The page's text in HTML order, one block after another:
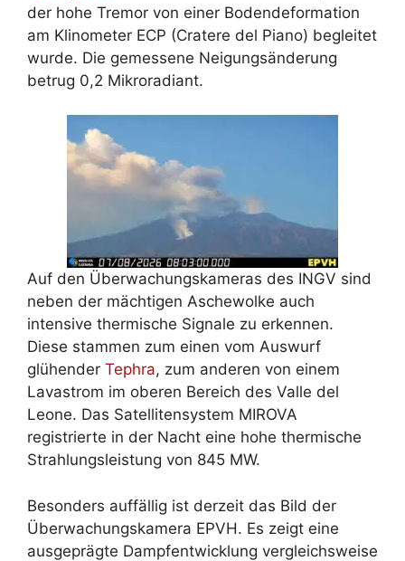
der hohe Tremor von einer Bodendeformation
am Klinometer ECP (Cratere del Piano) begleitet
wurde. Die gemessene Neigungsänderung
betrug 0,2 Mikroradiant.
Auf den Überwachungskameras des INGV sind
neben der mächtigen Aschewolke auch
intensive thermische Signale zu erkennen.
Diese stammen zum einen vom Auswurf
glühender Tephra, zum anderen von einem
Lavastrom im oberen Bereich des Valle del
Leone. Das Satellitensystem MIROVA
registrierte in der Nacht eine hohe thermische
Strahlungsleistung von 845 MW.
Besonders auffällig ist derzeit das Bild der
Überwachungskamera EPVH. Es zeigt eine
ausgeprägte Dampfentwicklung vergleichsweise